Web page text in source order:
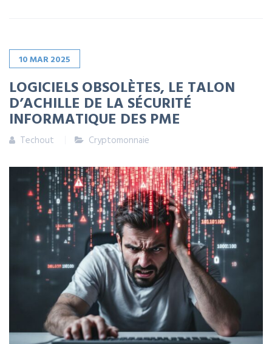
10MAR2025
LOGICIELS OBSOLÈTES, LE TALON
D’ACHILLE DE LA SÉCURITÉ
INFORMATIQUE DES PME
Techout Cryptomonnaie